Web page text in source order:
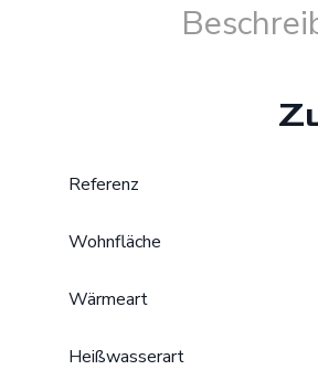
Referenz
Wohnfläche
Wärmeart
Heißwasserart